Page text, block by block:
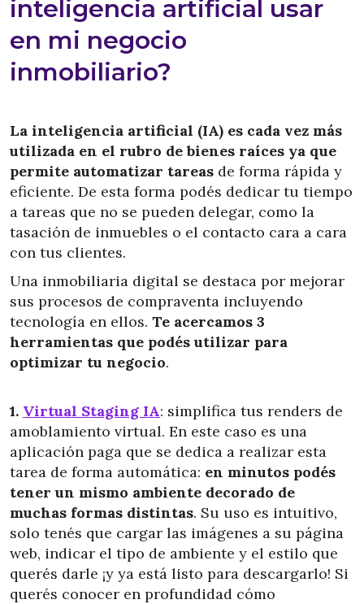
inteligencia artificial usar
en mi negocio
inmobiliario?
La inteligencia artificial (IA) es cada vez más
utilizada en el rubro de bienes raíces ya que
permite automatizar tareas de forma rápida y
eficiente. De esta forma podés dedicar tu tiempo
a tareas que no se pueden delegar, como la
tasación de inmuebles o el contacto cara a cara
con tus clientes.
Una inmobiliaria digital se destaca por mejorar
sus procesos de compraventa incluyendo
tecnología en ellos. Te acercamos 3
herramientas que podés utilizar para
optimizar tu negocio.
1. Virtual Staging IA: simplifica tus renders de
amoblamiento virtual. En este caso es una
aplicación paga que se dedica a realizar esta
tarea de forma automática: en minutos podés
tener un mismo ambiente decorado de
muchas formas distintas. Su uso es intuitivo,
solo tenés que cargar las imágenes a su página
web, indicar el tipo de ambiente y el estilo que
querés darle ¡y ya está listo para descargarlo! Si
querés conocer en profundidad cómo